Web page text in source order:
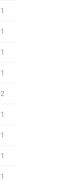
1
1
1
1
2
1
1
1
1